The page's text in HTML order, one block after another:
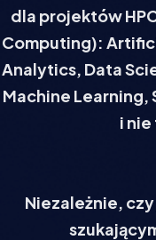
dla projektów
Computing):
Analytics, Data
Machine
i
Niezależnie,